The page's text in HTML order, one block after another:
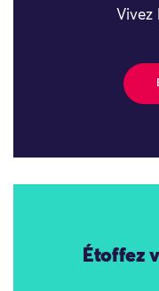
Vivez
Étoffez